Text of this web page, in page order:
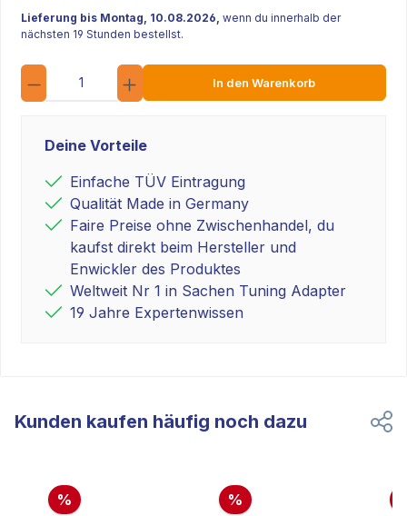
Lieferung bis Montag, 10.08.2026, wenn du innerhalb der
nächsten 19 Stunden bestellst.
Anzahl
In den Warenkorb
Deine Vorteile
Einfache TÜV Eintragung
Qualität Made in Germany
Faire Preise ohne Zwischenhandel, du
kaufst direkt beim Hersteller und
Enwickler des Produktes
Weltweit Nr 1 in Sachen Tuning Adapter
19 Jahre Expertenwissen
Kunden kaufen häufig noch dazu
% %